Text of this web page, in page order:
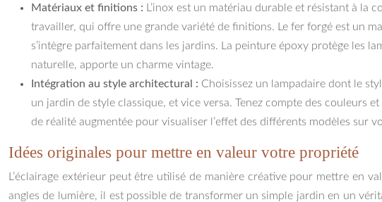
Matériaux et finitions :
L’inox est un matériau durable et résistant à la
travailler, qui offre une grande variété de finitions. Le fer forgé est un
s’intègre parfaitement dans les jardins. La peinture époxy protège les
naturelle, apporte un charme vintage.
Intégration au style architectural : Choisissez un lampadaire dont le
un jardin de style classique, et vice versa. Tenez compte des couleurs
de réalité augmentée pour visualiser l’effet des différents modèles sur
Idées originales pour mettre en valeur votre propriété
L’éclairage extérieur peut être utilisé de manière créative pour mettre en
angles de lumière, il est possible de transformer un simple jardin en un